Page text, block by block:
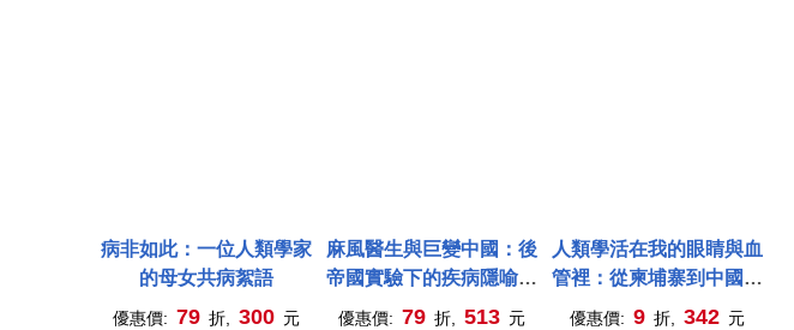
病非如此：一位人類學家
的母女共病絮語
優惠價: 79 折, 300 元
麻風醫生與巨變中國：後
帝國實驗下的疾病隱喻與
防疫歷史(新版)
優惠價: 79 折, 513 元
人類學活在我的眼睛與血
管裡：從柬埔寨到中國，
從「這裡」到「那裡」，
優惠價: 9 折, 342 元